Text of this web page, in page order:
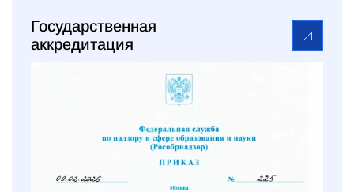
Государственная
аккредитация